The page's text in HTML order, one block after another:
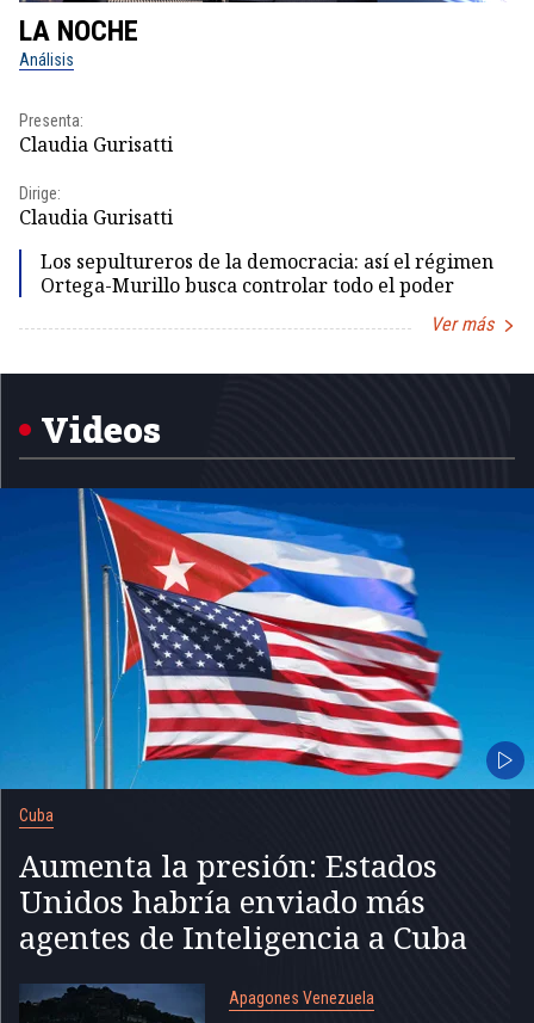
LA NOCHE
Análisis
Presenta:
Claudia Gurisatti
Dirige:
Claudia Gurisatti
Los sepultureros de la democracia: así el régimen
Ortega-Murillo busca controlar todo el poder
Ver más
Videos
Cuba
Aumenta la presión: Estados
Unidos habría enviado más
agentes de Inteligencia a Cuba
Apagones Venezuela